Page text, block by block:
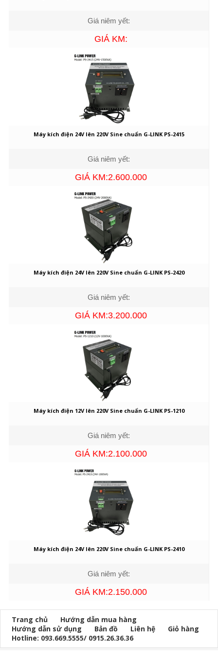
Giá niêm yết:
GIÁ KM:
Máy kích điện 24V lên 220V Sine chuẩn G-LINK PS-2415
Giá niêm yết:
GIÁ KM:2.600.000
Máy kích điện 24V lên 220V Sine chuẩn G-LINK PS-2420
Giá niêm yết:
GIÁ KM:3.200.000
Máy kích điện 12V lên 220V Sine chuẩn G-LINK PS-1210
Giá niêm yết:
GIÁ KM:2.100.000
Máy kích điện 24V lên 220V Sine chuẩn G-LINK PS-2410
Giá niêm yết:
GIÁ KM:2.150.000
Trang chủ
Hướng dẫn mua hàng
Hướng dẫn sử dụng
Bản đồ Liên hệ
Giỏ hàng
Hotline: 093.669.5555/ 0915.26.36.36